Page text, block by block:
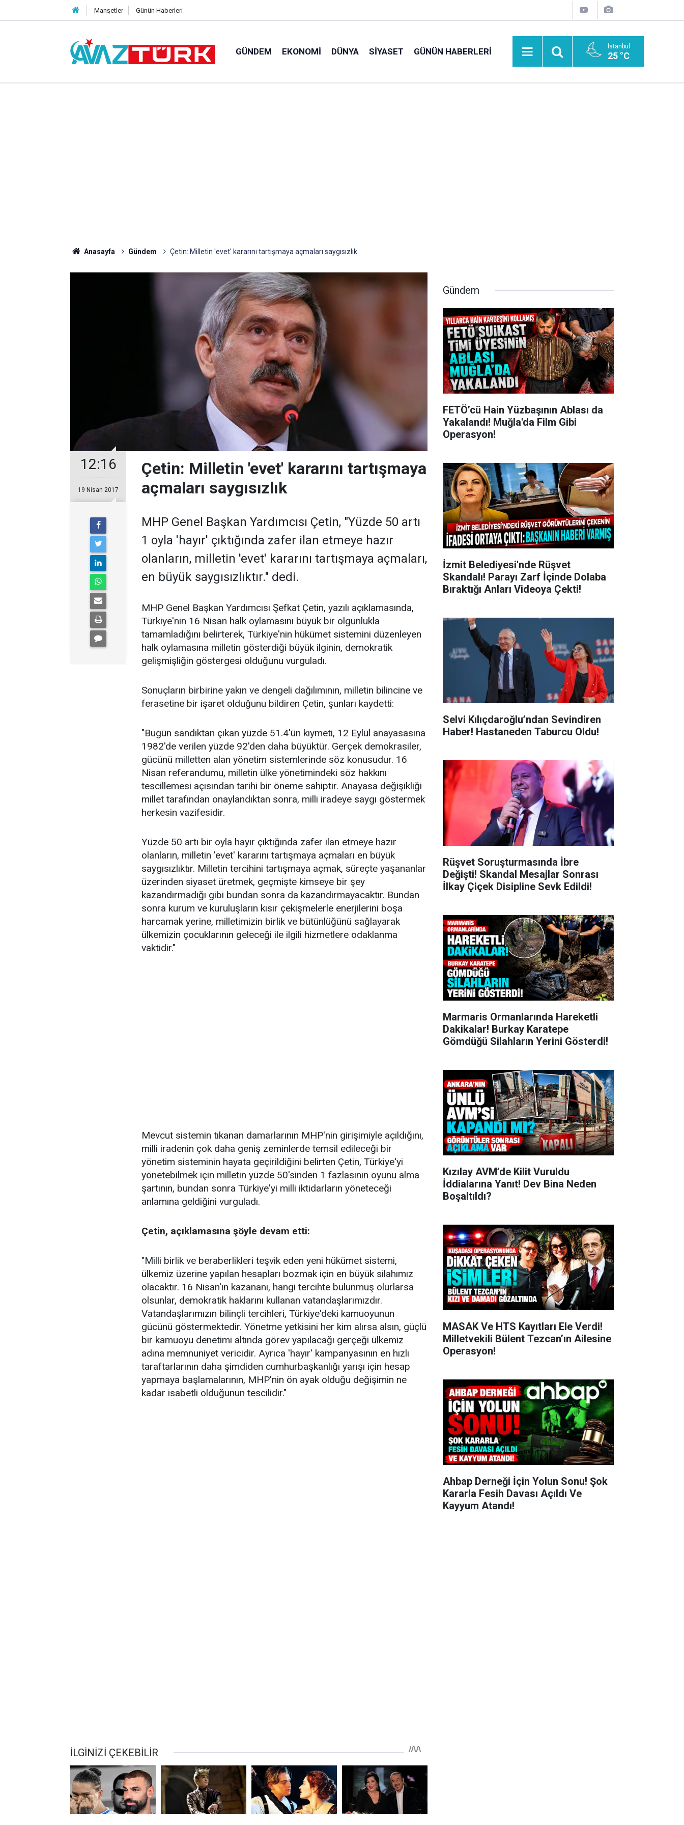
Manşetler Günün Haberleri
GÜNDEM EKONOMI DÜNYA SIYASET GÜNÜN HABERLERI İstanbul
25 °C
Anasayfa Gündem Çetin: Milletin 'evet' kararını tartışmaya açmaları saygısızlık
12:16
19 Nisan 2017
Çetin: Milletin 'evet' kararını tartışmaya
açmaları saygısızlık
MHP Genel Başkan Yardımcısı Çetin, "Yüzde 50 artı
1 oyla 'hayır' çıktığında zafer ilan etmeye hazır
olanların, milletin 'evet' kararını tartışmaya açmaları,
en büyük saygısızlıktır." dedi.
MHP Genel Başkan Yardımcısı Şefkat Çetin, yazılı açıklamasında,
Türkiye'nin 16 Nisan halk oylamasını büyük bir olgunlukla
tamamladığını belirterek, Türkiye'nin hükümet sistemini düzenleyen
halk oylamasına milletin gösterdiği büyük ilginin, demokratik
gelişmişliğin göstergesi olduğunu vurguladı.
Sonuçların birbirine yakın ve dengeli dağılımının, milletin bilincine ve
ferasetine bir işaret olduğunu bildiren Çetin, şunları kaydetti:
"Bugün sandıktan çıkan yüzde 51.4'ün kıymeti, 12 Eylül anayasasına
1982'de verilen yüzde 92'den daha büyüktür. Gerçek demokrasiler,
gücünü milletten alan yönetim sistemlerinde söz konusudur. 16
Nisan referandumu, milletin ülke yönetimindeki söz hakkını
tescillemesi açısından tarihi bir öneme sahiptir. Anayasa değişikliği
millet tarafından onaylandıktan sonra, milli iradeye saygı göstermek
herkesin vazifesidir.
Yüzde 50 artı bir oyla hayır çıktığında zafer ilan etmeye hazır
olanların, milletin 'evet' kararını tartışmaya açmaları en büyük
saygısızlıktır. Milletin tercihini tartışmaya açmak, süreçte yaşananlar
üzerinden siyaset üretmek, geçmişte kimseye bir şey
kazandırmadığı gibi bundan sonra da kazandırmayacaktır. Bundan
sonra kurum ve kuruluşların kısır çekişmelerle enerjilerini boşa
harcamak yerine, milletimizin birlik ve bütünlüğünü sağlayarak
ülkemizin çocuklarının geleceği ile ilgili hizmetlere odaklanma
vaktidir."
Mevcut sistemin tıkanan damarlarının MHP'nin girişimiyle açıldığını,
milli iradenin çok daha geniş zeminlerde temsil edileceği bir
yönetim sisteminin hayata geçirildiğini belirten Çetin, Türkiye'yi
yönetebilmek için milletin yüzde 50'sinden 1 fazlasının oyunu alma
şartının, bundan sonra Türkiye'yi milli iktidarların yöneteceği
anlamına geldiğini vurguladı.
Çetin, açıklamasına şöyle devam etti:
"Milli birlik ve beraberlikleri teşvik eden yeni hükümet sistemi,
ülkemiz üzerine yapılan hesapları bozmak için en büyük silahımız
olacaktır. 16 Nisan'ın kazananı, hangi tercihte bulunmuş olurlarsa
olsunlar, demokratik haklarını kullanan vatandaşlarımızdır.
Vatandaşlarımızın bilinçli tercihleri, Türkiye'deki kamuoyunun
gücünü göstermektedir. Yönetme yetkisini her kim alırsa alsın, güçlü
bir kamuoyu denetimi altında görev yapılacağı gerçeği ülkemiz
adına memnuniyet vericidir. Ayrıca 'hayır' kampanyasının en hızlı
taraftarlarının daha şimdiden cumhurbaşkanlığı yarışı için hesap
yapmaya başlamalarının, MHP'nin ön ayak olduğu değişimin ne
kadar isabetli olduğunun tescilidir."
Gündem
FETÖ’cü Hain Yüzbaşının Ablası da
Yakalandı! Muğla'da Film Gibi
Operasyon!
İzmit Belediyesi'nde Rüşvet
Skandalı! Parayı Zarf İçinde Dolaba
Bıraktığı Anları Videoya Çekti!
Selvi Kılıçdaroğlu’ndan Sevindiren
Haber! Hastaneden Taburcu Oldu!
Rüşvet Soruşturmasında İbre
Değişti! Skandal Mesajlar Sonrası
İlkay Çiçek Disipline Sevk Edildi!
Marmaris Ormanlarında Hareketli
Dakikalar! Burkay Karatepe
Gömdüğü Silahların Yerini Gösterdi!
Kızılay AVM’de Kilit Vuruldu
İddialarına Yanıt! Dev Bina Neden
Boşaltıldı?
MASAK Ve HTS Kayıtları Ele Verdi!
Milletvekili Bülent Tezcan’ın Ailesine
Operasyon!
Ahbap Derneği İçin Yolun Sonu! Şok
Kararla Fesih Davası Açıldı Ve
Kayyum Atandı!